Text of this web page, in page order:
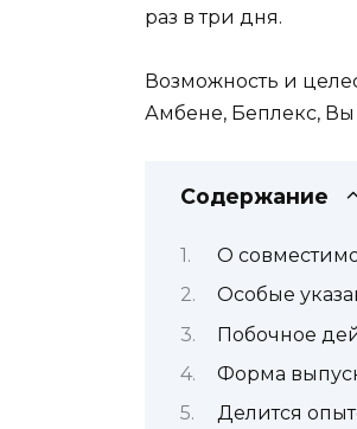
раз в три дня.
Возможность и
Амбене, Беплекс,
Содержание
О
Особые
Побочное
Форма
Делится